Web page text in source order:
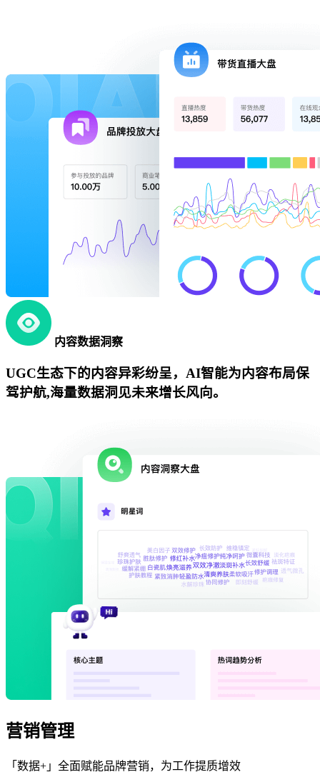
内容数据洞察
UGC生态下的内容异彩纷呈，AI智能为内容布局保
驾护航,海量数据洞见未来增长风向。
营销管理
「数据+」全面赋能品牌营销，为工作提质增效